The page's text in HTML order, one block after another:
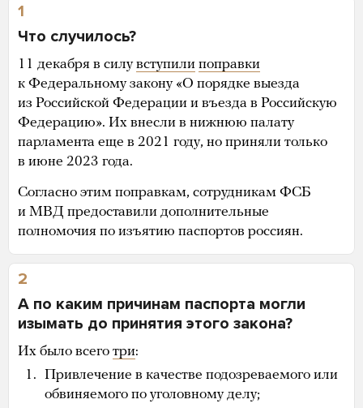
1
Что случилось?
11 декабря в силувступили поправки
к Федеральному закону «О порядке выезда
из Российской Федерации и въезда в Российскую
Федерацию». Их внесли в нижнюю палату
парламента еще в 2021 году, но приняли только
в июне 2023 года.
Согласно этим поправкам, сотрудникам ФСБ
и МВД предоставили дополнительные
полномочия по изъятию паспортов россиян.
2
А по каким причинам паспорта могли
изымать до принятия этого закона?
Их было всего три:
Привлечение в качестве подозреваемого или
обвиняемого по уголовному делу;